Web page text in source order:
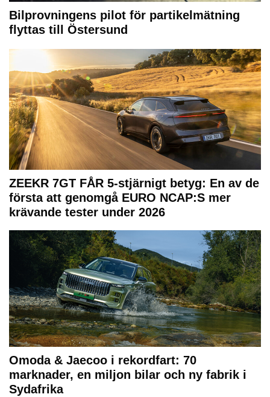
Bilprovningens pilot för partikelmätning
flyttas till Östersund
ZEEKR 7GT FÅR 5-stjärnigt betyg: En av de
första att genomgå EURO NCAP:S mer
krävande tester under 2026
Omoda & Jaecoo i rekordfart: 70
marknader, en miljon bilar och ny fabrik i
Sydafrika